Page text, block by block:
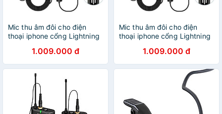
Mic thu âm đôi cho điện
thoại iphone cổng Lightning
1.009.000 đ
Mic thu âm đôi cho điện
thoại iphone cổng Lightning
1.009.000 đ